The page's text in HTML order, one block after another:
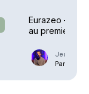
Eurazeo –
au premier
Jeudi 23
Par